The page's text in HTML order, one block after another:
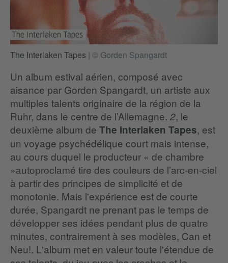
The Interlaken Tapes | © Gorden Spangardt
Un album estival aérien, composé avec
aisance par Gorden Spangardt, un artiste aux
multiples talents originaire de la région de la
Ruhr, dans le centre de l’Allemagne. 2, le
deuxième album de The Interlaken Tapes, est
un voyage psychédélique court mais intense,
au cours duquel le producteur « de chambre
»autoproclamé tire des couleurs de l’arc-en-ciel
à partir des principes de simplicité et de
monotonie. Mais l'expérience est de courte
durée, Spangardt ne prenant pas le temps de
développer ses idées pendant plus de quatre
minutes, contrairement à ses modèles, Can et
Neu!. L'album met en valeur toute l'étendue de